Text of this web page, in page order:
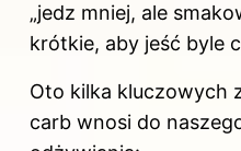
„jedz mniej, ale
krótkie, aby jeść byle
Oto kilka kluczowych
carb wnosi do